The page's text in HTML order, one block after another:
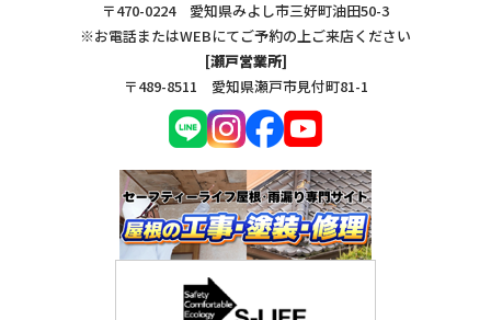
〒470-0224 愛知県みよし市三好町油田50-3
※お電話またはWEBにてご予約の上ご来店ください
[瀬戸営業所]
〒489-8511 愛知県瀬戸市見付町81-1